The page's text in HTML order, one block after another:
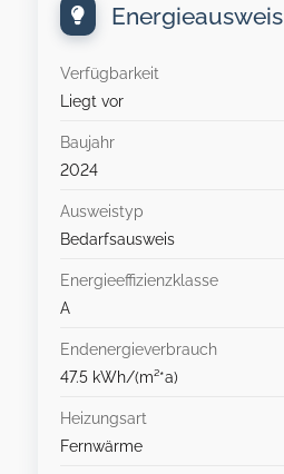
Energieausweis
Verfügbarkeit
Liegt vor
Baujahr
2024
Ausweistyp
Bedarfsausweis
Energieeffizienzklasse
A
Endenergieverbrauch
47.5 kWh/(m²*a)
Heizungsart
Fernwärme